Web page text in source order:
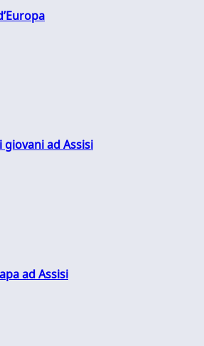
ad Assisi
ad Assisi